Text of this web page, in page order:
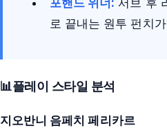
로 끝내는 원투 펀치
📊플레이 스타일 분석
지오반니 음페치 페리카르